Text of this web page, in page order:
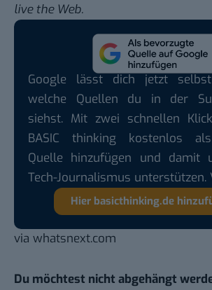
live the Web.
Google lässt dich jetzt
welche Quellen du in der
siehst. Mit zwei schnellen
BASIC thinking kostenlos
Quelle hinzufügen und damit
Tech-Journalismus unterstützen.
Hier basicthinking.de
via whatsnext.com
Du möchtest nicht abgehängt